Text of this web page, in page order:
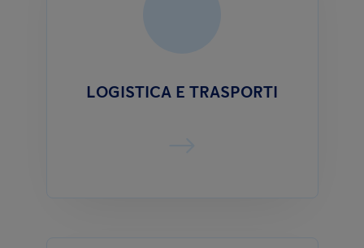
LOGISTICA E TRASPORTI